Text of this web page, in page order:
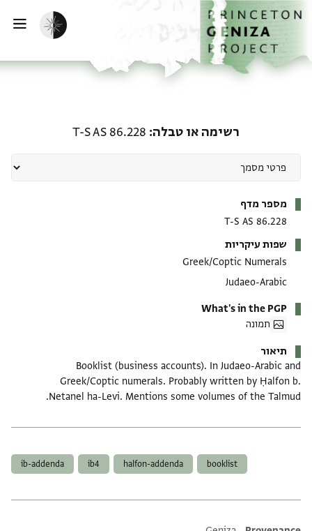
לתוכןהבית
הפעלת מצב כהה
רשימה או טבלה T-S AS 86.228
מספר מדף
T-S AS 86.228
שפות עיקריות
Greek/Coptic Numerals
Judaeo-Arabic
What's in the PGP
תמונה
תיאור
Booklist (business accounts). In Judaeo-Arabic and
Greek/Coptic numerals. Probably written by Ḥalfon b.
Netanel ha-Levi. Mentions some volumes of the Talmud.
booklist
halfon-addenda
ib4
ib-addenda